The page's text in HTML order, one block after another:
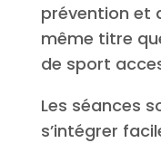
prévention et
même titre
de sport
Les séances
s’intégrer